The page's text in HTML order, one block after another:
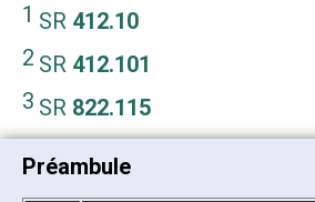
1 SR 412.10
2 SR 412.101
3 SR 822.115
Préambule